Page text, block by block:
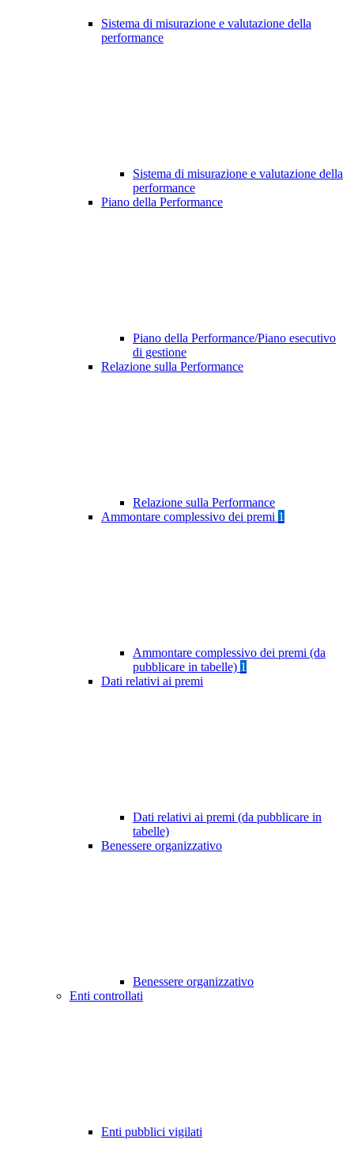
Sistema di misurazione e valutazione della
performance
Sistema di misurazione e valutazione della
performance
Piano della Performance
Piano della Performance/Piano esecutivo
di gestione
Relazione sulla Performance
Relazione sulla Performance
Ammontare complessivo dei premi 1
Ammontare complessivo dei premi (da
pubblicare in tabelle) 1
Dati relativi ai premi
Dati relativi ai premi (da pubblicare in
tabelle)
Benessere organizzativo
Benessere organizzativo
Enti controllati
Enti pubblici vigilati